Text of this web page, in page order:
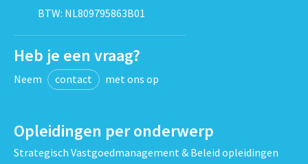
BTW: NL809795863B01
Heb je een vraag?
Neem contact met ons op
Opleidingen per onderwerp
Strategisch Vastgoedmanagement & Beleid opleidingen